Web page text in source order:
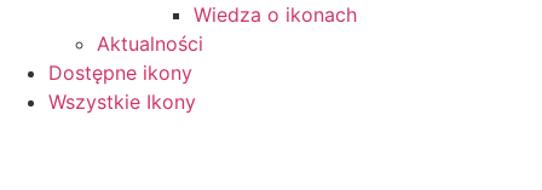
Wiedza o ikonach
Aktualności
Dostępne ikony
Wszystkie Ikony